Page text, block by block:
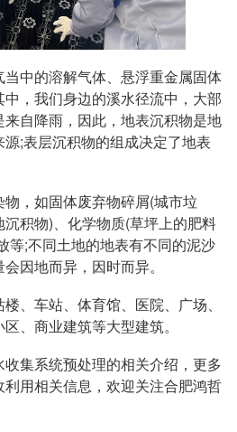
中的溶解气体、悬浮重金属固体
，我们身边的溪水径流中，大部
自降雨，因此，地表沉积物是地
;表层沉积物的组成决定了地表
，如固体废弃物碎屑(城市垃
积物)、化学物质(草坪上的肥料
等;不同土地的地表有不同的泥沙
因地而异，因时而异。
、车站、体育馆、医院、广场、
、商业建筑等大型建筑。
集系统预处理的相关介绍，更多
用相关信息，欢迎关注合肥鸿哲